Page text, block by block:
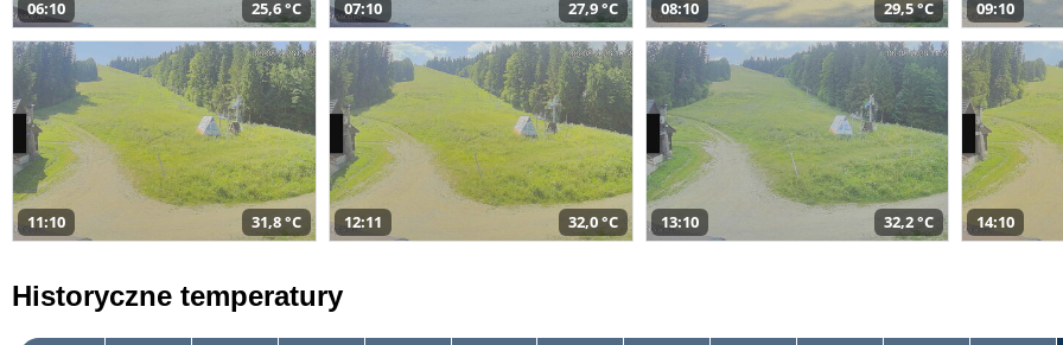
06:10 25,6 °C 07:10 27,9 °C 08:10 29,5 °C 09:10
11:10 31,8 °C 12:11 32,0 °C 13:10 32,2 °C 14:10
Historyczne temperatury